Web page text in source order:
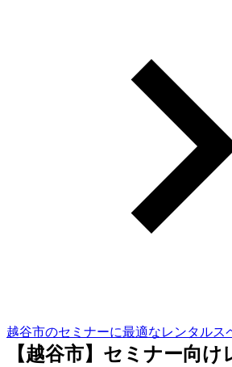
越谷市のセミナーに最適なレンタルス
【越谷市】セミナー向